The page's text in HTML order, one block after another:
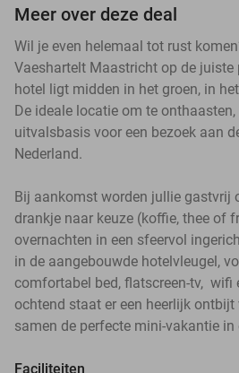
Meer over deze deal
Wil je even helemaal tot rust
Vaeshartelt Maastricht op de juiste
hotel ligt midden in het groen, in
De ideale locatie om te
uitvalsbasis voor een bezoek aan
Nederland.
Bij aankomst worden jullie gastvrij
drankje naar keuze (koffie, thee of
overnachten in een sfeervol
in de aangebouwde hotelvleugel,
comfortabel bed, flatscreen-tv, wifi
ochtend staat er een heerlijk ontbijt
samen de perfecte mini-vakantie in
Faciliteiten